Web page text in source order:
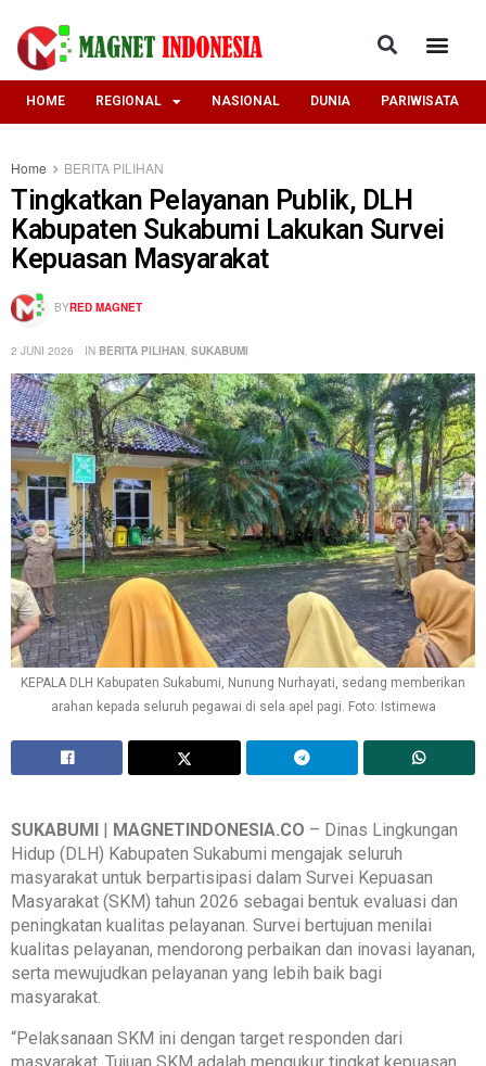
HOME REGIONAL NASIONAL DUNIA PARIWISATA
Home BERITA PILIHAN
Tingkatkan Pelayanan Publik, DLH
Kabupaten Sukabumi Lakukan Survei
Kepuasan Masyarakat
BYRED MAGNET
2 JUNI 2026 IN BERITA PILIHAN SUKABUMI
KEPALA DLH Kabupaten Sukabumi, Nunung Nurhayati, sedang memberikan
arahan kepada seluruh pegawai di sela apel pagi. Foto: Istimewa
SUKABUMI | MAGNETINDONESIA.CO – Dinas Lingkungan
Hidup (DLH) Kabupaten Sukabumi mengajak seluruh
masyarakat untuk berpartisipasi dalam Survei Kepuasan
Masyarakat (SKM) tahun 2026 sebagai bentuk evaluasi dan
peningkatan kualitas pelayanan. Survei bertujuan menilai
kualitas pelayanan, mendorong perbaikan dan inovasi layanan,
serta mewujudkan pelayanan yang lebih baik bagi
masyarakat.
“Pelaksanaan SKM ini dengan target responden dari
masyarakat. Tujuan SKM adalah mengukur tingkat kepuasan